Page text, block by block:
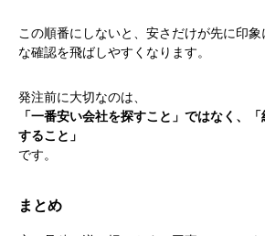
この順番にしないと、安さだけが先に印
な確認を飛ばしやすくなります。
発注前に大切なのは、
「一番安い会社を探すこと」ではなく、
すること」
です。
まとめ